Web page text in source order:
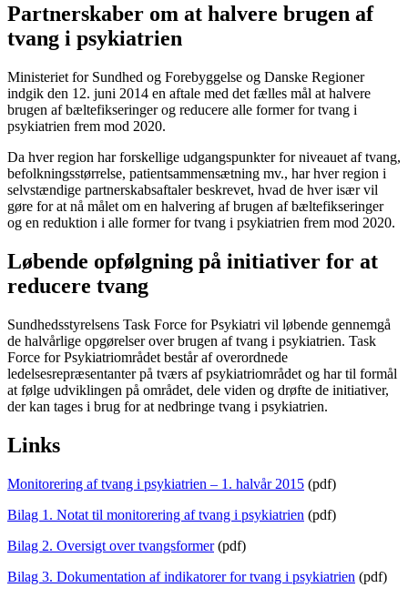
Partnerskaber om at halvere brugen af
tvang i psykiatrien
Ministeriet for Sundhed og Forebyggelse og Danske Regioner
indgik den 12. juni 2014 en aftale med det fælles mål at halvere
brugen af bæltefikseringer og reducere alle former for tvang i
psykiatrien frem mod 2020.
Da hver region har forskellige udgangspunkter for niveauet af tvang,
befolkningsstørrelse, patientsammensætning mv., har hver region i
selvstændige partnerskabsaftaler beskrevet, hvad de hver især vil
gøre for at nå målet om en halvering af brugen af bæltefikseringer
og en reduktion i alle former for tvang i psykiatrien frem mod 2020.
Løbende opfølgning på initiativer for at
reducere tvang
Sundhedsstyrelsens Task Force for Psykiatri vil løbende gennemgå
de halvårlige opgørelser over brugen af tvang i psykiatrien. Task
Force for Psykiatriområdet består af overordnede
ledelsesrepræsentanter på tværs af psykiatriområdet og har til formål
at følge udviklingen på området, dele viden og drøfte de initiativer,
der kan tages i brug for at nedbringe tvang i psykiatrien.
Links
Monitorering af tvang i psykiatrien – 1. halvår 2015 (pdf)
Bilag 1. Notat til monitorering af tvang i psykiatrien (pdf)
Bilag 2. Oversigt over tvangsformer(pdf)
Bilag 3. Dokumentation af indikatorer for tvang i psykiatrien (pdf)